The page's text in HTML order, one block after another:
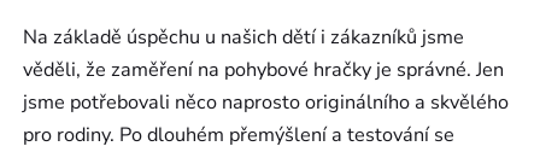
Na základě úspěchu u našich dětí i zákazníků jsme
věděli, že zaměření na pohybové hračky je správné. Jen
jsme potřebovali něco naprosto originálního a skvělého
pro rodiny. Po dlouhém přemýšlení a testování se